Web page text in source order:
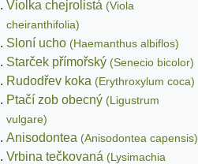
Violka chejrolistá (Viola
cheiranthifolia)
Sloní ucho (Haemanthus albiflos)
Starček přímořský (Senecio bicolor)
Rudodřev koka (Erythroxylum coca)
Ptačí zob obecný (Ligustrum
vulgare)
Anisodontea (Anisodontea capensis)
Vrbina tečkovaná (Lysimachia